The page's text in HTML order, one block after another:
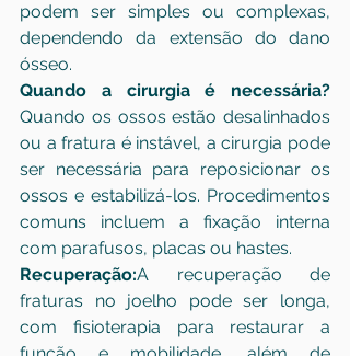
podem ser simples ou complexas,
dependendo da extensão do dano
ósseo.
Quando a cirurgia é necessária?
Quando os ossos estão desalinhados
ou a fratura é instável, a cirurgia pode
ser necessária para reposicionar os
ossos e estabilizá-los. Procedimentos
comuns incluem a fixação interna
com parafusos, placas ou hastes.
Recuperação:A recuperação de
fraturas no joelho pode ser longa,
com fisioterapia para restaurar a